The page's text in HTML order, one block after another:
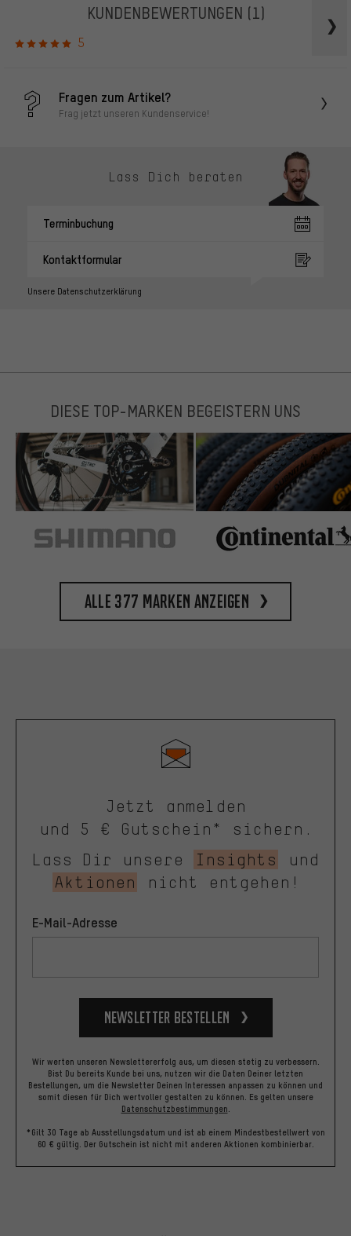
KUNDENBEWERTUNGEN (1)
5
Fragen zum Artikel?
Frag jetzt unseren Kundenservice!
Lass Dich beraten
Terminbuchung
Kontaktformular
Unsere Datenschutzerklärung
DIESE TOP-MARKEN BEGEISTERN UNS
Alle 377 Marken anzeigen
Jetzt anmelden
und 5 € Gutschein* sichern.
Lass Dir unsere
Insights
und
Aktionen
nicht entgehen!
E-Mail-Adresse
Newsletter bestellen
Wir werten unseren Newslettererfolg aus, um diesen stetig zu verbessern.
Bist Du bereits Kunde bei uns, nutzen wir die Daten Deiner letzten
Bestellungen, um die Newsletter Deinen Interessen anpassen zu können und
somit diesen für Dich wertvoller gestalten zu können. Es gelten unsere
Datenschutzbestimmungen.
*Gilt 30 Tage ab Ausstellungsdatum und ist ab einem Mindestbestellwert von
60 € gültig. Der Gutschein ist nicht mit anderen Aktionen kombinierbar.